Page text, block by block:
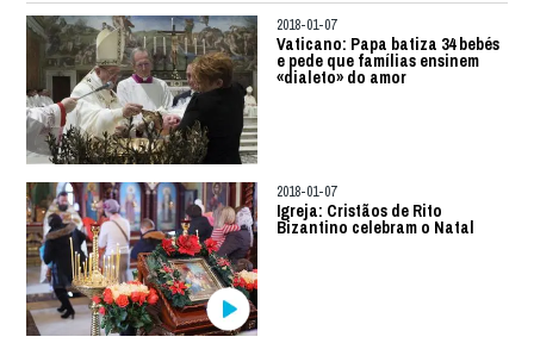
2018-01-07
Vaticano: Papa batiza 34 bebés
e pede que famílias ensinem
«dialeto» do amor
2018-01-07
Igreja: Cristãos de Rito
Bizantino celebram o Natal